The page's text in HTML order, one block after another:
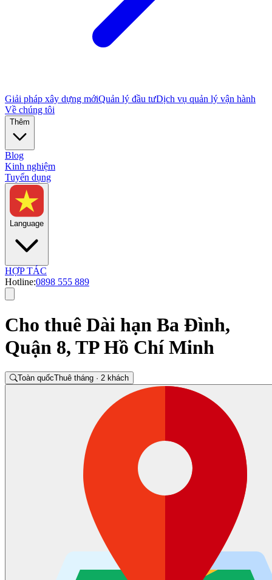
Giải pháp xây dựng mớiQuản lý đầu tưDịch vụ quản lý vận hành
Về chúng tôi
Thêm
Blog
Kinh nghiệm
Tuyển dụng
Language
HỢP TÁC
Hotline:0898 555 889
Cho thuê Dài hạn Ba Đình,
Quận 8, TP Hồ Chí Minh
Toàn quốcThuê tháng · 2 khách